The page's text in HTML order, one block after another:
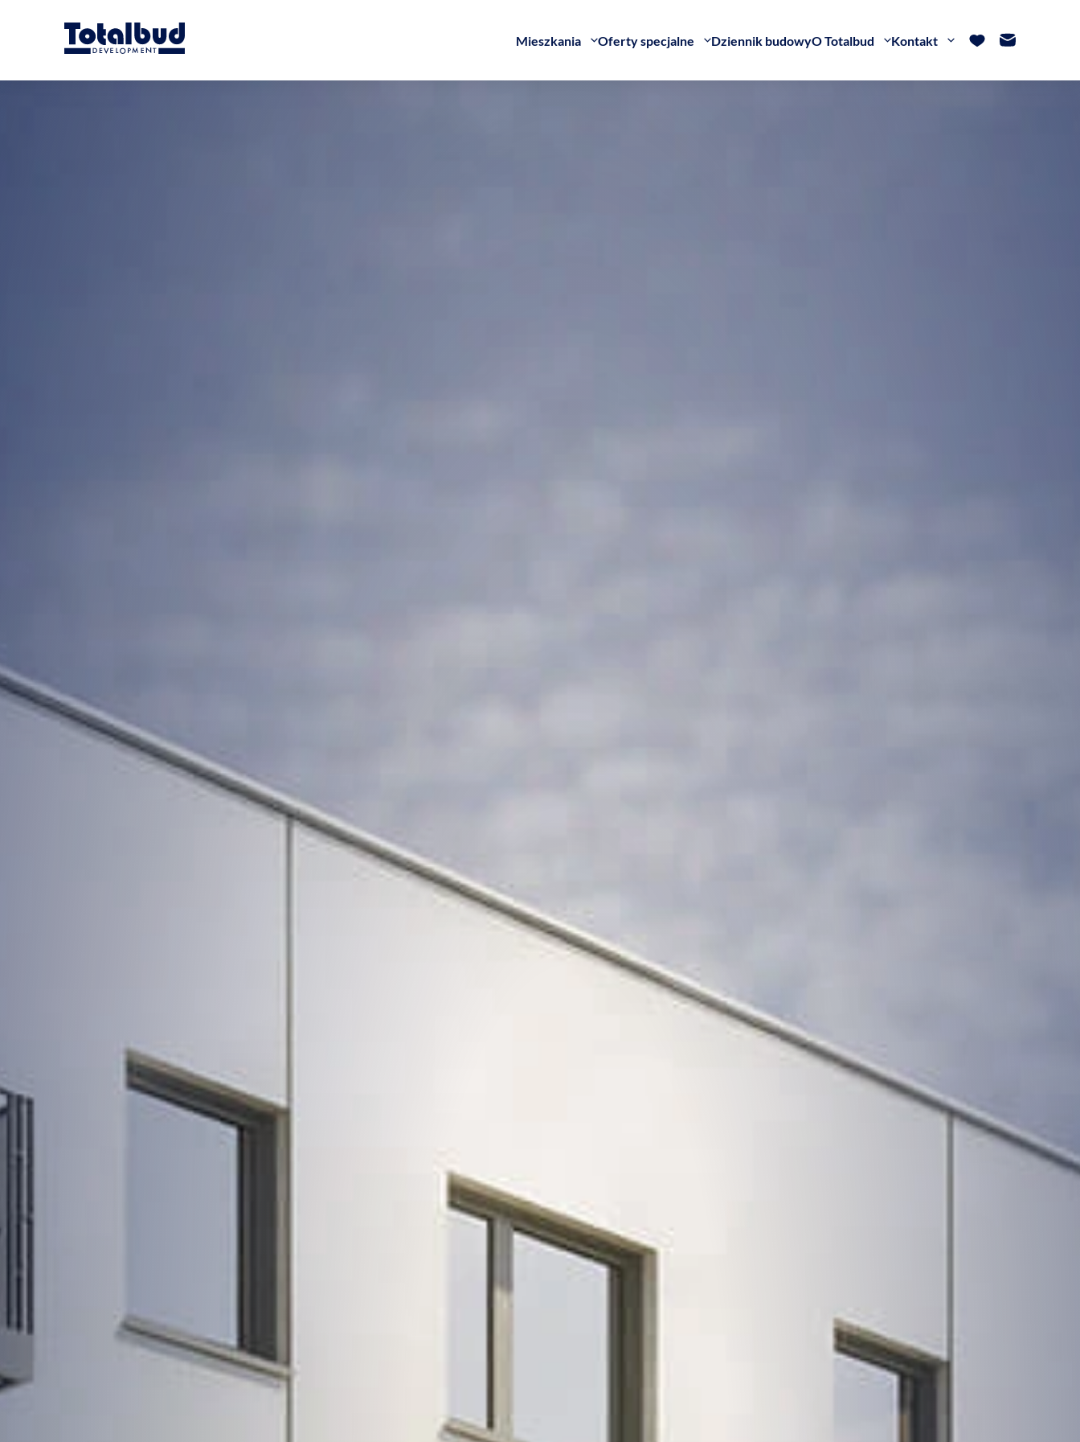
Mieszkania Oferty specjalne Dziennik budowyO Totalbud Kontakt